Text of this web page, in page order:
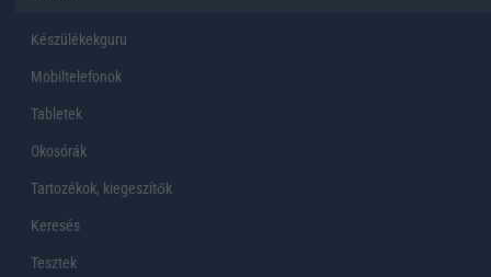
Készülékekguru
Mobiltelefonok
Tabletek
Okosórák
Tartozékok, kiegeszítők
Keresés
Tesztek